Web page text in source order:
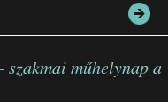
szakmai műhelynap a